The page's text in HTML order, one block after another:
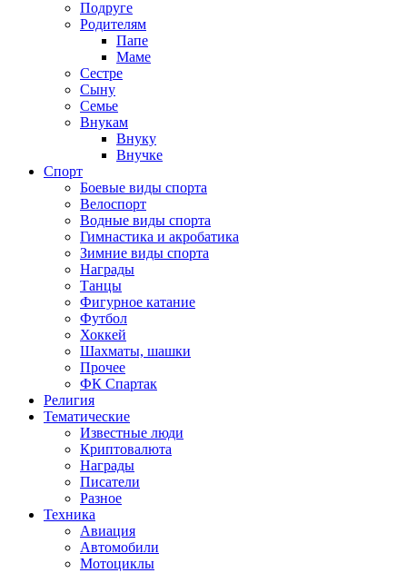
Подруге
Родителям
Папе
Маме
Сестре
Сыну
Семье
Внукам
Внуку
Внучке
Спорт
Боевые виды спорта
Велоспорт
Водные виды спорта
Гимнастика и акробатика
Зимние виды спорта
Награды
Танцы
Фигурное катание
Футбол
Хоккей
Шахматы, шашки
Прочее
ФК Спартак
Религия
Тематические
Известные люди
Криптовалюта
Награды
Писатели
Разное
Техника
Авиация
Автомобили
Мотоциклы